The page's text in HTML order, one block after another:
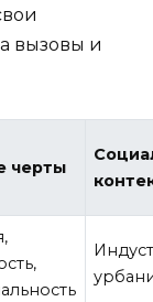
вызовы и
черты